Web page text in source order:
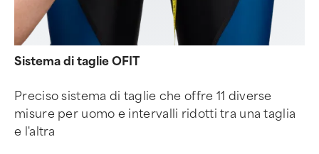
Sistema di taglie OFIT
Preciso sistema di taglie che offre 11 diverse
misure per uomo e intervalli ridotti tra una taglia
e l'altra